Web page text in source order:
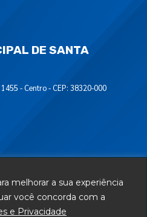
melhorar a sua experiência
você concorda com a
e Privacidade
DE SANTA
- Centro - CEP: 38320-000